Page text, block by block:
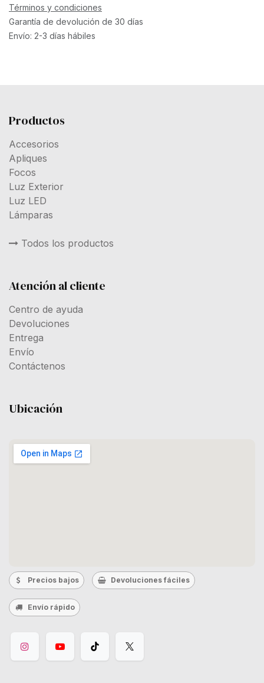
Términos y condiciones
Garantía de devolución de 30 días
Envío: 2-3 días hábiles
Productos
Accesorios
Apliques
Focos
Luz Exterior
Luz LED
Lámparas
Todos los productos
Atención al cliente
Centro de ayuda
Devoluciones
Entrega
Envío
Contáctenos
Ubicación
Precios bajos Devoluciones fáciles
Envío rápido